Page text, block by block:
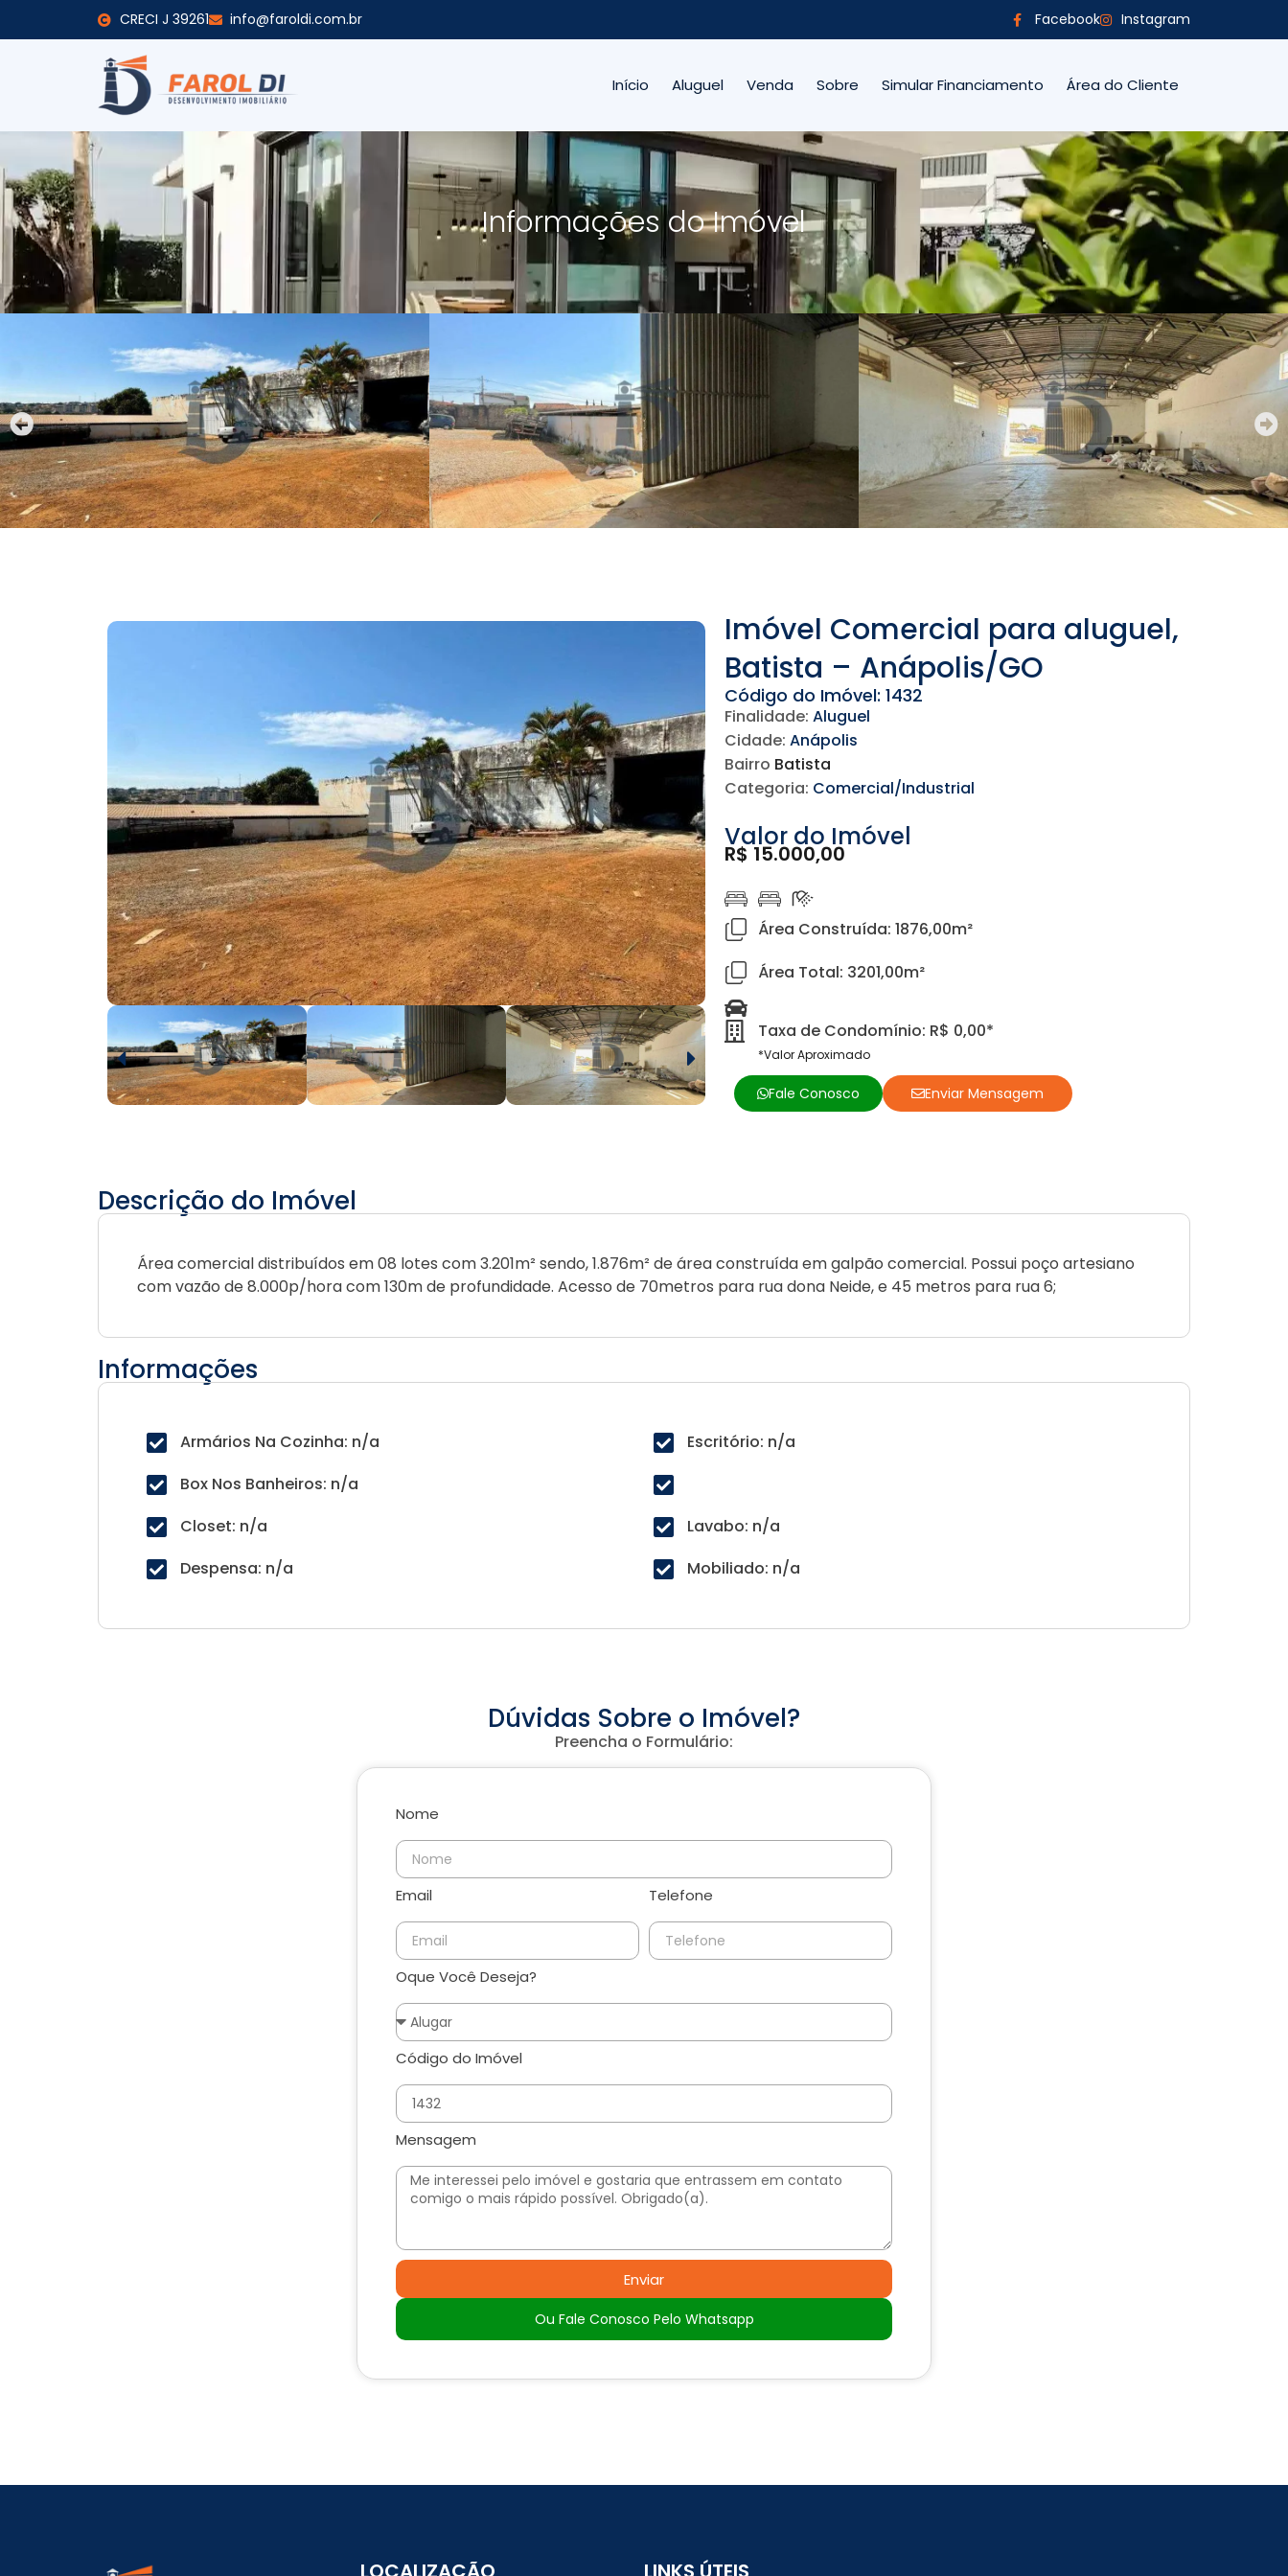
CRECI J 39261 info@faroldi.com.br Facebook Instagram
Início Aluguel Venda Sobre Simular Financiamento Área do Cliente
Informações do Imóvel
Imóvel Comercial para aluguel,
Batista – Anápolis/GO
Código do Imóvel: 1432
Finalidade: Aluguel
Cidade: Anápolis
Bairro Batista
Categoria: Comercial/Industrial
Valor do Imóvel
R$ 15.000,00
Área Construída: 1876,00m²
Área Total: 3201,00m²
Taxa de Condomínio: R$ 0,00*
*Valor Aproximado
Fale Conosco Enviar Mensagem
Descrição do Imóvel
Área comercial distribuídos em 08 lotes com 3.201m² sendo, 1.876m² de área construída em galpão comercial. Possui poço artesiano
com vazão de 8.000p/hora com 130m de profundidade. Acesso de 70metros para rua dona Neide, e 45 metros para rua 6;
Informações
Armários Na Cozinha: n/a
Box Nos Banheiros: n/a
Closet: n/a
Despensa: n/a
Escritório: n/a
Lavabo: n/a
Mobiliado: n/a
Dúvidas Sobre o Imóvel?
Preencha o Formulário:
Nome
Email Telefone
Oque Você Deseja?
Código do Imóvel
Mensagem
Enviar
Ou Fale Conosco Pelo Whatsapp